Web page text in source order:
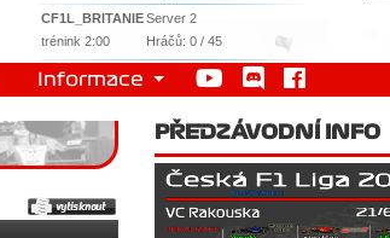
CF1L_BRITANIEServer 2
trénink 2:00
Hráčů: 0 / 45
Informace
PŘEDZÁVODNÍ INFO